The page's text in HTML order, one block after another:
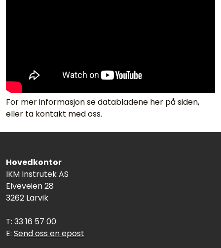
For mer informasjon se databladene her på siden,
eller ta kontakt med oss.
Hovedkontor
IKM Instrutek AS
Elveveien 28
3262 Larvik
T: 33 16 57 00
E: Send oss en epost